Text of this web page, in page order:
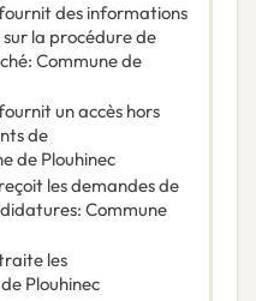
des informations
la procédure de
: Commune de
un accès hors
de
de Plouhinec
les demandes de
: Commune
les
Plouhinec